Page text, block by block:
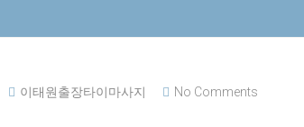
이태원출장타이마사지 No Comments